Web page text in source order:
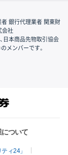
者 銀行代理業者 関東財
会社
日本商品先物取引協会
メンバーです。
ついて
ィ24」